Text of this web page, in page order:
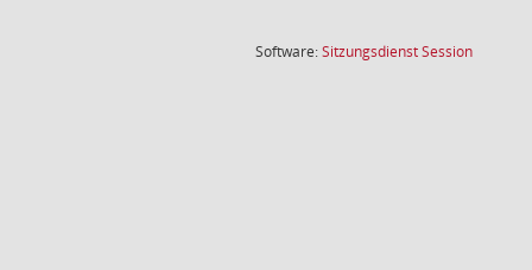
Software:SitzungsdienstSession(Wird in